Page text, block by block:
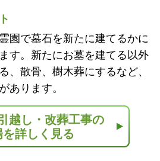
園で墓石を新たに建てるかに
す。新たにお墓を建てる以外
、散骨、樹木葬にするなど、
あります。
越し・改葬工事の
を詳しく見る